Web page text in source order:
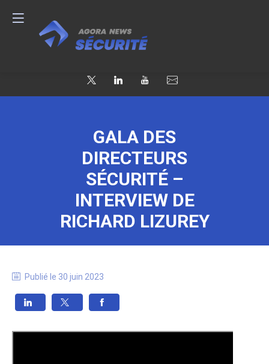
GALA DES
DIRECTEURS
SÉCURITÉ –
INTERVIEW DE
RICHARD LIZUREY
Publié le 30 juin 2023